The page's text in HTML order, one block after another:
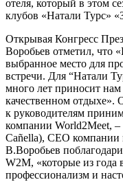
отеля, который в этом
клубов «Натали Турс»
Открывая Конгресс
Воробьев отметил, что
выбранное место для
встречи. Для “Натали
много лет приносит нам
качественном отдыхе».
к руководителям
компании World2Meet, –
Cañella), CEO
В.Воробьев
W2M, «которые из
профессионализм и